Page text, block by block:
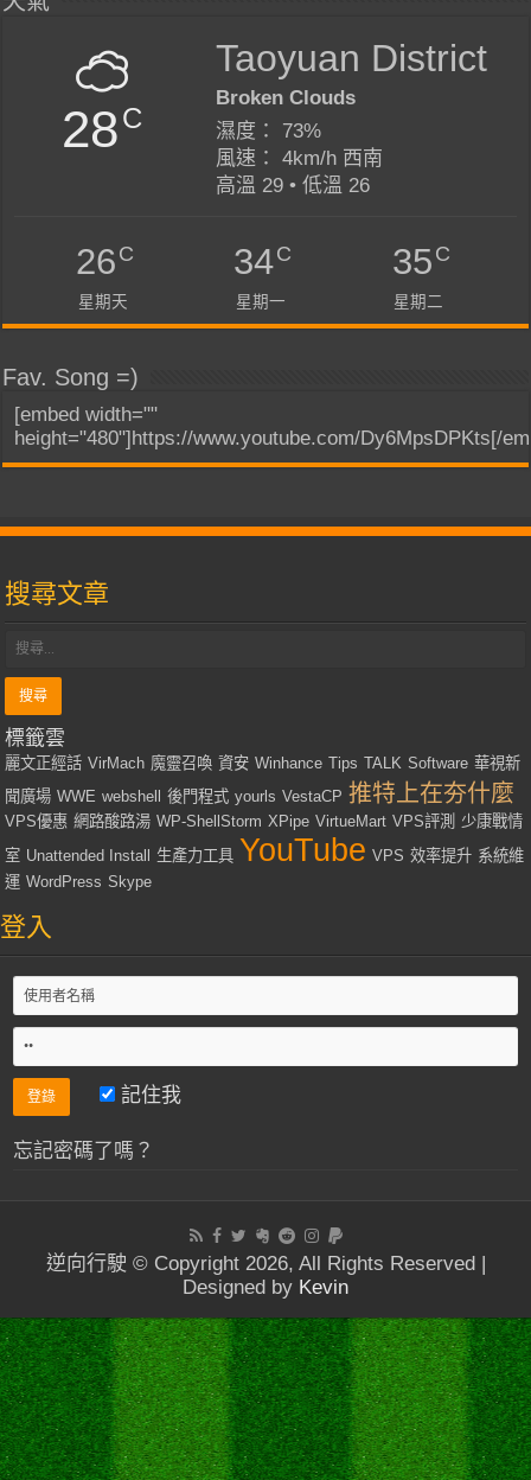
28C
Taoyuan District
Broken Clouds
濕度： 73%
風速： 4km/h 西南
高溫 29 • 低溫 26
26C
星期天
34C
星期一
35C
星期二
Fav. Song =)
[embed width=""
height="480"]https://www.youtube.com/Dy6MpsDPKts[/
搜尋文章
標籤雲
麗文正經話 VirMach 魔靈召喚 資安 Winhance Tips TALK Software 華視新
聞廣場 WWE webshell 後門程式 yourls VestaCP 推特上在夯什麼
VPS優惠 網路酸路湯 WP-ShellStorm XPipe VirtueMart VPS評測 少康戰情
室 Unattended Install 生產力工具 YouTube VPS 效率提升 系統維
運 WordPress Skype
登入
記住我
忘記密碼了嗎？
逆向行駛 © Copyright 2026, All Rights Reserved |
Designed by Kevin